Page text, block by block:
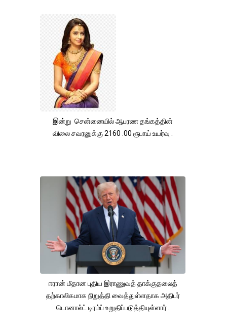
இன்று சென்னையில் ஆபரண தங்கத்தின்
விலை சவரனுக்கு 2160 .00 ரூபாய் உயர்வு .
ஈரான் மீதான புதிய இராணுவத் தாக்குதலைத்
தற்காலிகமாக நிறுத்தி வைத்துள்ளதாக அதிபர்
டொனால்ட் டிரம்ப் உறுதிப்படுத்தியுள்ளார் .